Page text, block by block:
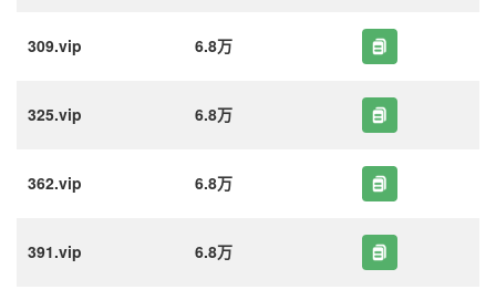
309.vip 6.8万
325.vip 6.8万
362.vip 6.8万
391.vip 6.8万